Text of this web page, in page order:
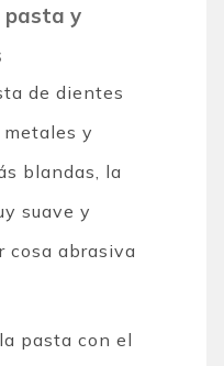
pasta y
de dientes
y
blandas, la
suave y
cosa abrasiva
pasta con el